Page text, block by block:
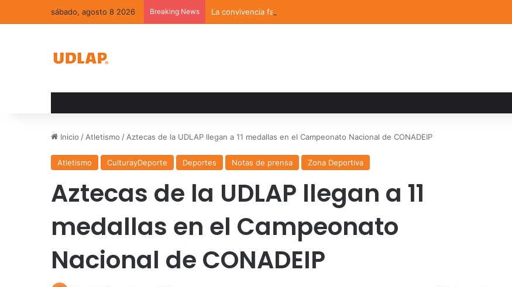
sábado, agosto 8 2026 Breaking News La convivencia familiar marca el cierre del Curso de Verano de Escuelas Aztecas
Inicio / Atletismo / Aztecas de la UDLAP llegan a 11 medallas en el Campeonato Nacional de CONADEIP
Atletismo CulturayDeporte Deportes Notas de prensa Zona Deportiva
Aztecas de la UDLAP llegan a 11
medallas en el Campeonato
Nacional de CONADEIP